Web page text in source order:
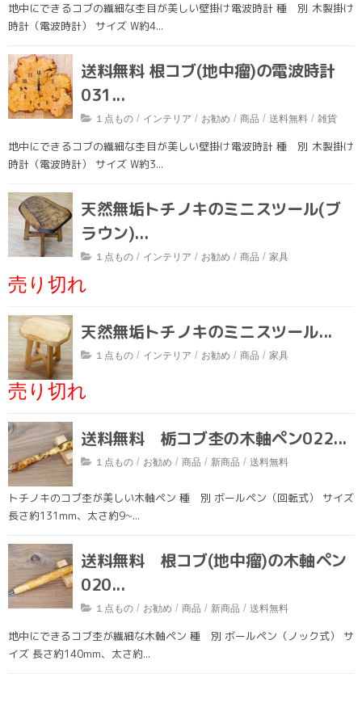
お勧め
送料無料
ギフト対応商品
雑貨
インテリア
１点もの
家具
アウトレット
その他
ブログ
地中にできるコブの繊細な杢目が美しい壁掛け電波時計 種 別 木製掛け
時計（電波時計） サイズ W約4...
送料無料 根コブ(地中瘤)の電波時計
031...
１点もの / インテリア / お勧め / 商品 / 送料無料 / 雑貨
地中にできるコブの繊細な杢目が美しい壁掛け電波時計 種 別 木製掛け
時計（電波時計） サイズ W約3...
天然無垢トチノキのミニスツール(ブ
ラウン)...
１点もの / インテリア / お勧め / 商品 / 家具
売り切れ
天然無垢トチノキのミニスツール...
１点もの / インテリア / お勧め / 商品 / 家具
売り切れ
送料無料 栃コブ杢の木軸ペン022...
１点もの / お勧め / 商品 / 新商品 / 送料無料
トチノキのコブ杢が美しい木軸ペン 種 別 ボールペン（回転式） サイズ
長さ約131mm、太さ約9~...
送料無料 根コブ(地中瘤)の木軸ペン
020...
１点もの / お勧め / 商品 / 新商品 / 送料無料
地中にできるコブ杢が繊細な木軸ペン 種 別 ボールペン（ノック式） サ
イズ 長さ約140mm、太さ約...